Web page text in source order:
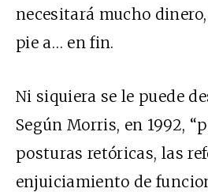
necesitará mucho
pie a… en fin.
Ni siquiera se le puede
Según Morris, en 1992,
posturas retóricas, las
enjuiciamiento de